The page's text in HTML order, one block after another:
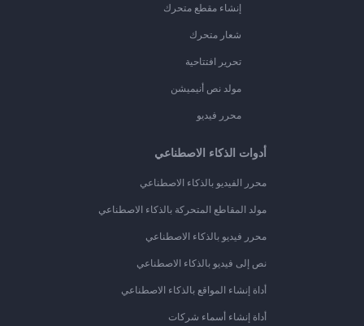
إنشاء مقطع متحرك
شعار متحرك
تحرير افتتاحية
مولد نص أنيميشن
محرر فيديو
أدوات الذكاء الاصطناعي
محرر الفيديو بالذكاء الاصطناعي
مولد المقاطع المتحركة بالذكاء الاصطناعي
محرر فيديو بالذكاء الاصطناعي
نص إلى فيديو بالذكاء الاصطناعي
أداة إنشاء المواقع بالذكاء الاصطناعي
أداة إنشاء أسماء شركات